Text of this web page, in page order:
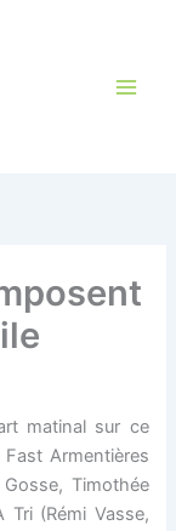
matinal sur ce
Armentières
Timothée
(Rémi Vasse,